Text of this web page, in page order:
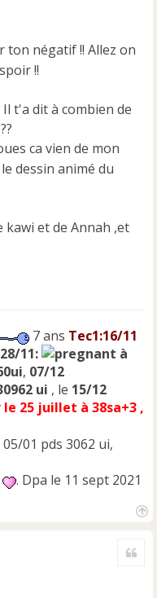
ton négatif !! Allez on
!!
Il t'a dit à combien de
ca vien de mon
dessin animé du
kawi et de Annah ,et
7 ans Tec1:16/11
28/11:
à
, 07/12
ui , le 15/12
le 25 juillet à 38sa+3 ,
05/01 pds 3062 ui,
. Dpa le 11 sept 2021